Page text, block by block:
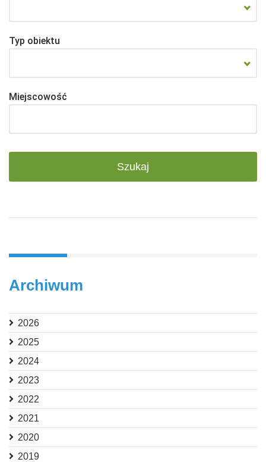
Typ obiektu
Miejscowość
Archiwum
2026
2025
2024
2023
2022
2021
2020
2019